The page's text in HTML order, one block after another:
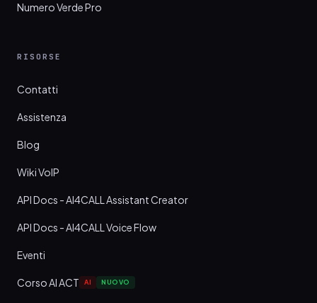
Numero Verde Pro
RISORSE
Contatti
Assistenza
Blog
Wiki VoIP
API Docs - AI4CALL Assistant Creator
API Docs - AI4CALL Voice Flow
Eventi
Corso AI ACT AI NUOVO